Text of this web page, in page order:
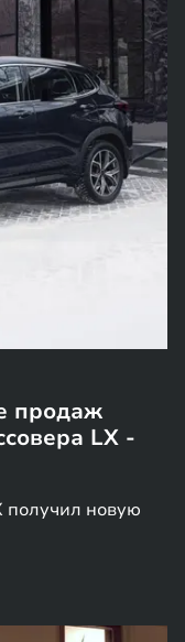
продаж
LX -
получил новую